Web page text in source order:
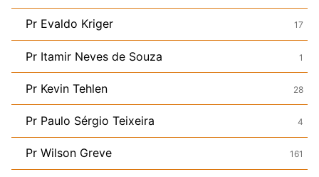
Pr Evaldo Kriger 17
Pr Itamir Neves de Souza 1
Pr Kevin Tehlen 28
Pr Paulo Sérgio Teixeira 4
Pr Wilson Greve 161